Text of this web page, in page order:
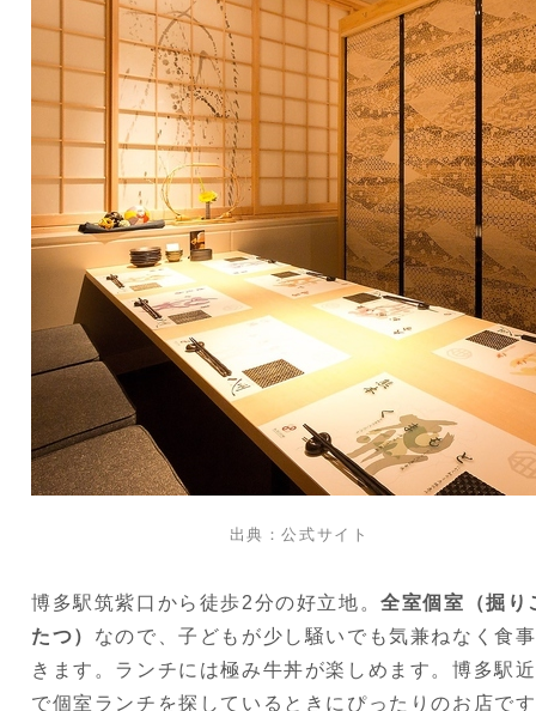
出典：公式サイト
博多駅筑紫口から徒歩2分の好立地。全室個室（掘り
たつ） なので、子どもが少し騒いでも気兼ねなく食
きます。ランチには極み牛丼が楽しめます。博多駅
で個室ランチを探しているときにぴったりのお店で